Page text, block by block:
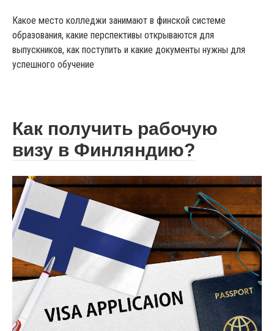
Какое место колледжи занимают в финской системе
образования, какие перспективы открываются для
выпускников, как поступить и какие документы нужны для
успешного обучение
Как получить рабочую
визу в Финляндию?